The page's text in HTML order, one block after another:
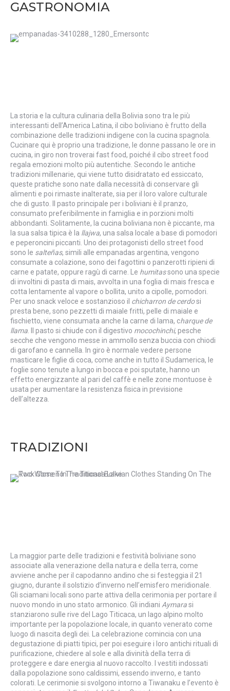
GASTRONOMIA
La storia e la cultura culinaria della Bolivia sono tra le più
interessanti dell’America Latina, il cibo boliviano è frutto della
combinazione delle tradizioni indigene con la cucina spagnola.
Cucinare qui è proprio una tradizione, le donne passano le ore in
cucina, in giro non troverai fast food, poiché il cibo street food
regala emozioni molto più autentiche. Secondo le antiche
tradizioni millenarie, qui viene tutto disidratato ed essiccato,
queste pratiche sono nate dalla necessità di conservare gli
alimenti e poi rimaste inalterate, sia per il loro valore culturale
che di gusto. Il pasto principale per i boliviani è il pranzo,
consumato preferibilmente in famiglia e in porzioni molti
abbondanti. Solitamente, la cucina boliviana non è piccante, ma
la sua salsa tipica è la llajwa, una salsa locale a base di pomodori
e peperoncini piccanti. Uno dei protagonisti dello street food
sono le salteñas, simili alle empanadas argentina, vengono
consumate a colazione, sono dei fagottini o panzerotti ripieni di
carne e patate, oppure ragù di carne. Le humitassono una specie
di involtini di pasta di mais, avvolta in una foglia di mais fresca e
cotta lentamente al vapore o bollita, unito a cipolle, pomodori.
Per uno snack veloce e sostanzioso il chicharron de cerdosi
presta bene, sono pezzetti di maiale fritti, pelle di maiale e
fischietto, viene consumata anche la carne di lama, charque de
llama . Il pasto si chiude con il digestivo mocochinchi, pesche
secche che vengono messe in ammollo senza buccia con chiodi
di garofano e cannella. In giro è normale vedere persone
masticare le figlie di coca, come anche in tutto il Sudamerica, le
foglie sono tenute a lungo in bocca e poi sputate, hanno un
effetto energizzante al pari del caffè e nelle zone montuose è
usata per aumentare la resistenza fisica in previsione
dell’altezza.
TRADIZIONI
La maggior parte delle tradizioni e festività boliviane sono
associate alla venerazione della natura e della terra, come
avviene anche per il capodanno andino che si festeggia il 21
giugno, durante il solstizio d’inverno nell’emisfero meridionale.
Gli sciamani locali sono parte attiva della cerimonia per portare il
nuovo mondo in uno stato armonico. Gli indiani Aymarasi
stanziarono sulle rive del Lago Titicaca, un lago alpino molto
importante per la popolazione locale, in quanto venerato come
luogo di nascita degli dei. La celebrazione comincia con una
degustazione di piatti tipici, per poi eseguire i loro antichi rituali di
purificazione, chiedere al sole e alla divinità della terra di
proteggere e dare energia al nuovo raccolto. I vestiti indossati
dalla popolazione sono caldissimi, essendo inverno, e tanto
colorati. Le cerimonie si svolgono intorno a Tiwanaku e l’evento è